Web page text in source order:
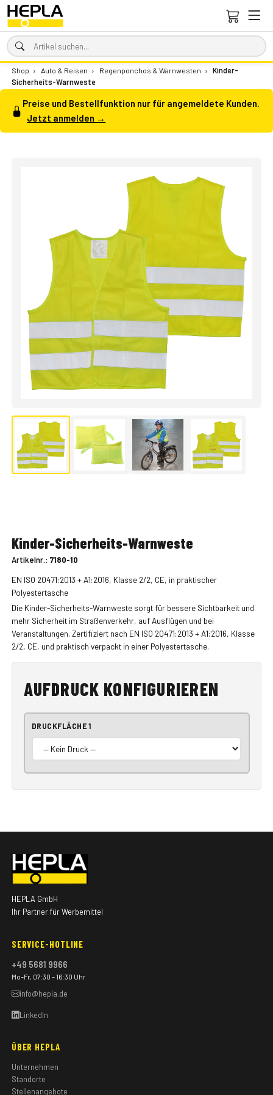
Shop › Auto & Reisen › Regenponchos & Warnwesten ›
Kinder-
Sicherheits-Warnweste
Preise und Bestellfunktion nur für angemeldete Kunden.
Jetzt anmelden →
Kinder-Sicherheits-Warnweste
Artikelnr.: 7180-10
EN ISO 20471:2013 + A1:2016, Klasse 2/2, CE, in praktischer
Polyestertasche
Die Kinder-Sicherheits-Warnweste sorgt für bessere Sichtbarkeit und
mehr Sicherheit im Straßenverkehr, auf Ausflügen und bei
Veranstaltungen. Zertifiziert nach EN ISO 20471:2013 + A1:2016, Klasse
2/2, CE, und praktisch verpackt in einer Polyestertasche.
AUFDRUCK KONFIGURIEREN
DRUCKFLÄCHE 1
HEPLA GmbH
Ihr Partner für Werbemittel
SERVICE-HOTLINE
+49 5681 9966
Mo–Fr, 07:30 – 16:30 Uhr
info@hepla.de
LinkedIn
ÜBER HEPLA
Unternehmen
Standorte
Stellenangebote